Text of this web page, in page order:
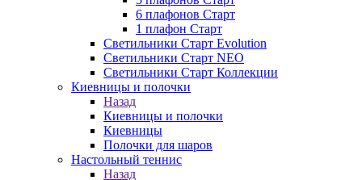
6 плафонов Старт
1 плафон Старт
Светильники Старт Evolution
Светильники Старт NEO
Светильники Старт Коллекции
Киевницы и полочки
Назад
Киевницы и полочки
Киевницы
Полочки для шаров
Настольный теннис
Назад